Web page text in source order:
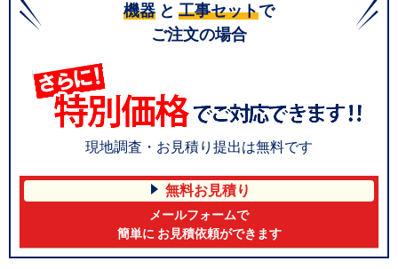
機器 と 工事セットで
ご注文の場合
現地調査・お見積り提出は無料です
無料お見積り
メールフォームで
簡単に お見積依頼ができます